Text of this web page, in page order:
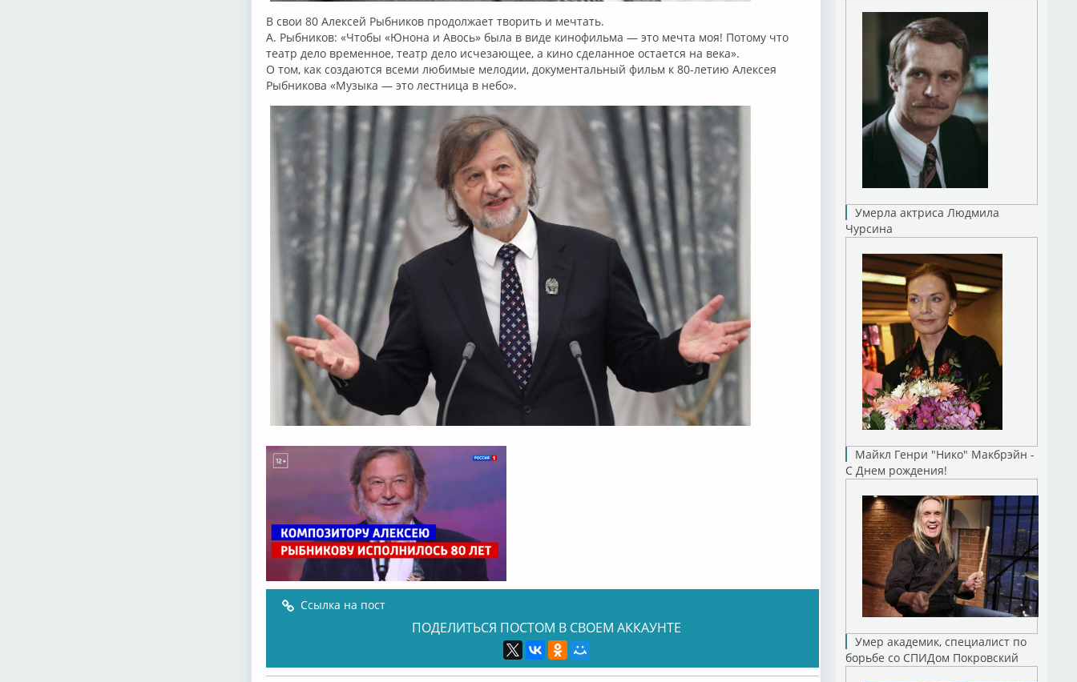
В свои 80 Алексей Рыбников продолжает творить и мечтать.
А. Рыбников: «Чтобы «Юнона и Авось» была в виде кинофильма — это мечта моя! Потому что
театр дело временное, театр дело исчезающее, а кино сделанное остается на века».
О том, как создаются всеми любимые мелодии, документальный фильм к 80-летию Алексея
Рыбникова «Музыка — это лестница в небо».
Ссылка на пост
ПОДЕЛИТЬСЯ ПОСТОМ В СВОЕМ АККАУНТЕ
Умерла актриса Людмила
Чурсина
Майкл Генри "Нико" Макбрэйн -
С Днем рождения!
Умер академик, специалист по
борьбе со СПИДом Покровский